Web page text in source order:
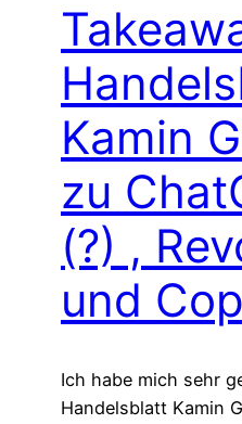
Kamin
zu
(?) ,
und
Ich habe mich sehr
Handelsblatt Kamin